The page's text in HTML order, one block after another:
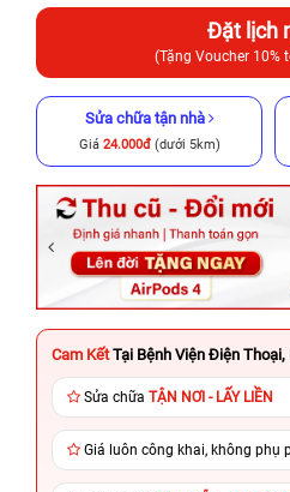
Đặt lịch
(Tặng Voucher 10%
Sửa chữa tận nhà
Giá 24.000đ(dưới 5km)
Cam Kết Tại Bệnh Viện Điện Thoại,
Sửa chữa TẬN NƠI - LẤY LIỀN
Giá luôn công khai, không phụ